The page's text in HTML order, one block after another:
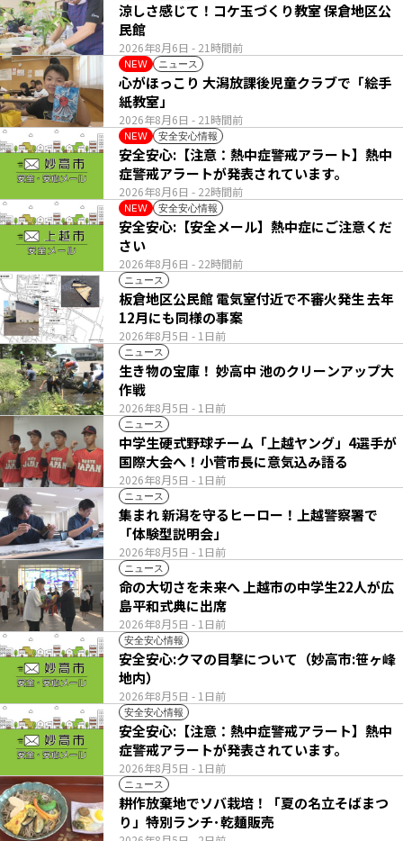
2026年8月6日 - 21時間前
涼しさ感じて！コケ玉づくり教室 保倉地区公
民館
NEW ニュース
2026年8月6日 - 21時間前
心がほっこり 大潟放課後児童クラブで「絵手
紙教室」
NEW 安全安心情報
2026年8月6日 - 22時間前
安全安心:【注意：熱中症警戒アラート】熱中
症警戒アラートが発表されています。
NEW 安全安心情報
2026年8月6日 - 22時間前
安全安心:【安全メール】熱中症にご注意くだ
さい
ニュース
2026年8月5日 - 1日前
板倉地区公民館 電気室付近で不審火発生 去年
12月にも同様の事案
ニュース
2026年8月5日 - 1日前
生き物の宝庫！ 妙高中 池のクリーンアップ大
作戦
ニュース
2026年8月5日 - 1日前
中学生硬式野球チーム「上越ヤング」4選手が
国際大会へ！小菅市長に意気込み語る
ニュース
2026年8月5日 - 1日前
集まれ 新潟を守るヒーロー！上越警察署で
「体験型説明会」
ニュース
2026年8月5日 - 1日前
命の大切さを未来へ 上越市の中学生22人が広
島平和式典に出席
安全安心情報
2026年8月5日 - 1日前
安全安心:クマの目撃について（妙高市:笹ヶ峰
地内）
安全安心情報
2026年8月5日 - 1日前
安全安心:【注意：熱中症警戒アラート】熱中
症警戒アラートが発表されています。
ニュース
耕作放棄地でソバ栽培！「夏の名立そばまつ
り」特別ランチ･乾麺販売